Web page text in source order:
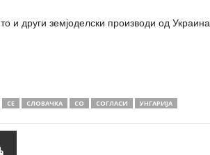
и други земјоделски производи од Украина
СЕ СЛОВАЧКА СО СОГЛАСИ УНГАРИЈА